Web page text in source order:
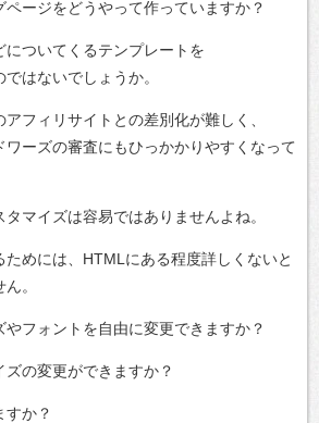
ージをどうやって作っていますか？
についてくるテンプレートを
はないでしょうか。
フィリサイトとの差別化が難しく、
ワーズの審査にもひっかかりやすくなって
マイズは容易ではありませんよね。
めには、HTMLにある程度詳しくないと
。
フォントを自由に変更できますか？
の変更ができますか？
すか？